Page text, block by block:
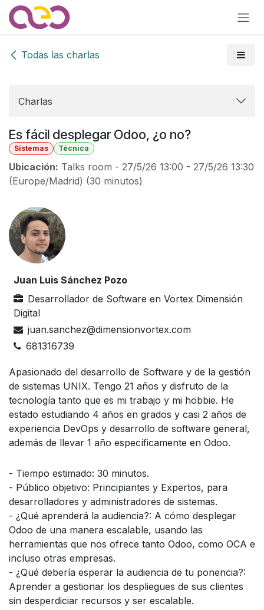
Ir al contenido
Todas las charlas
Charlas
Es fácil desplegar Odoo, ¿o no?
Sistemas Técnica
Ubicación: Talks room - 27/5/26 13:00 - 27/5/26 13:30
(Europe/Madrid) (30 minutos)
Juan Luis Sánchez Pozo
Desarrollador de Software en Vortex Dimensión
Digital
juan.sanchez@dimensionvortex.com
681316739
Apasionado del desarrollo de Software y de la gestión
de sistemas UNIX. Tengo 21 años y disfruto de la
tecnología tanto que es mi trabajo y mi hobbie. He
estado estudiando 4 años en grados y casi 2 años de
experiencia DevOps y desarrollo de software general,
además de llevar 1 año específicamente en Odoo.
- Tiempo estimado: 30 minutos.
- Público objetivo: Principiantes y Expertos, para
desarrolladores y administradores de sistemas.
- ¿Qué aprenderá la audiencia?: A cómo desplegar
Odoo de una manera escalable, usando las
herramientas que nos ofrece tanto Odoo, como OCA e
incluso otras empresas.
- ¿Qué debería esperar la audiencia de tu ponencia?:
Aprender a gestionar los despliegues de sus clientes
sin desperdiciar recursos y ser escalable.